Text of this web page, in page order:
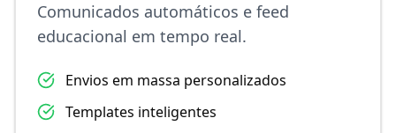
Comunicados automáticos e feed
educacional em tempo real.
Envios em massa personalizados
Templates inteligentes